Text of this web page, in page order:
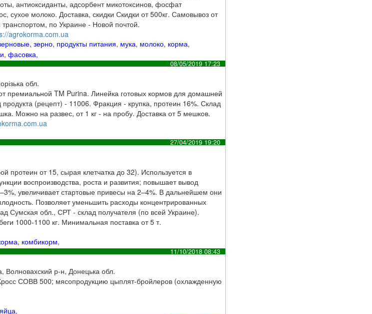
антиоксиданты, адсорбент микотоксинов, фосфат
сухое молоко. Доставка, скидки Скидки от 500кг. Самовывоз от
по Украине - Новой почтой.
agrokorma.com.ua
,зерно, продукты питания, мука, молоко, корма,
,фасовка,
08/05/2019 17:23
обл.
премиальной TM Purina. Линейка готовых кормов для домашней
(рецепт) - 11006. Фракция - крупка, протеин 16%. Склад
Можно на развес, от 1 кг - на пробу. Доставка от 5 мешков.
27/04/2019 19:20
протеин от 15, сырая клетчатка до 32). Используется в
воспроизводства, роста и развития; повышает вывод
увеличивает стартовые привесы на 2–4%. В дальнейшем они
Позволяет уменьшить расходы концентрированных
Сумская обл., СРТ - склад получателя (по всей Украине).
1000-1100 кг. Минимальная поставка от 5 т.
, комбикорм,
11/10/2018 08:43
Волновахский р-н, Донецька обл.
СОВВ 500; мясопродукцию цыплят-бройлеров (охлажденную
яйца,